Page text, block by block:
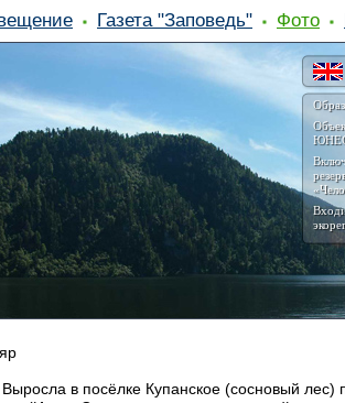
Газета "Заповедь" Фото
в посëлке Купанское (сосновый